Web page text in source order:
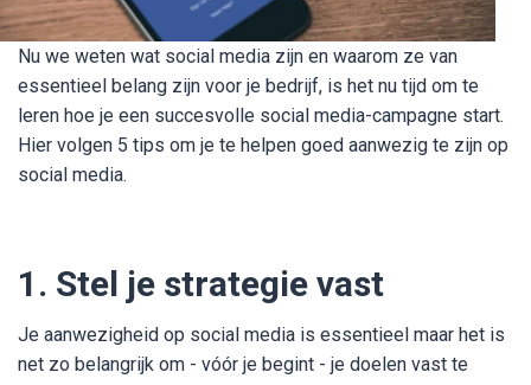
Nu we weten wat social media zijn en waarom ze van
essentieel belang zijn voor je bedrijf, is het nu tijd om te
leren hoe je een succesvolle social media-campagne start.
Hier volgen 5 tips om je te helpen goed aanwezig te zijn op
social media.
1. Stel je strategie vast
Je aanwezigheid op social media is essentieel maar het is
net zo belangrijk om - vóór je begint - je doelen vast te